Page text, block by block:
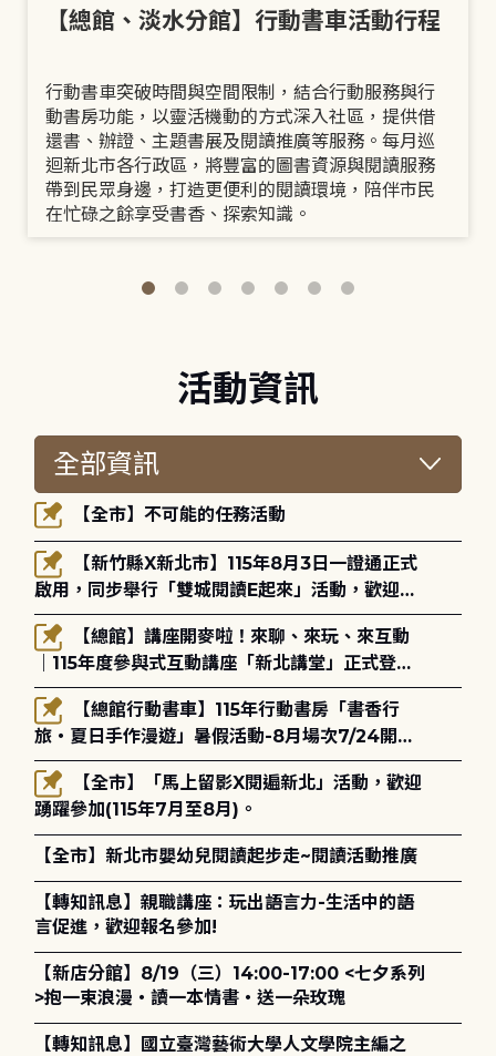
【總館、淡水分館】行動書車活動行程
行動書車突破時間與空間限制，結合行動服務與行
動書房功能，以靈活機動的方式深入社區，提供借
還書、辦證、主題書展及閱讀推廣等服務。每月巡
迴新北市各行政區，將豐富的圖書資源與閱讀服務
帶到民眾身邊，打造更便利的閱讀環境，陪伴市民
在忙碌之餘享受書香、探索知識。
活動資訊
【全市】不可能的任務活動
啟用，同步舉行「雙城閱讀E起來」活動，歡迎踴
躍參加(115年8月3日至10月4日)。
｜115年度參與式互動講座「新北講堂」正式登
場！
旅・夏日手作漫遊」暑假活動-8月場次7/24開始
報名
踴躍參加(115年7月至8月)。
【全市】新北市嬰幼兒閱讀起步走~閱讀活動推廣
【轉知訊息】親職講座：玩出語言力-生活中的語
言促進，歡迎報名參加!
【新店分館】8/19（三）14:00-17:00 <七夕系列
>抱一束浪漫・讀一本情書・送一朵玫瑰
【轉知訊息】國立臺灣藝術大學人文學院主編之